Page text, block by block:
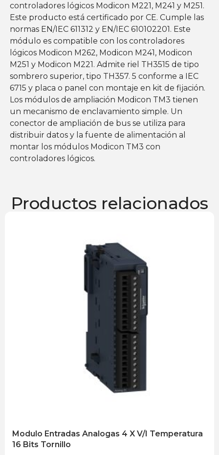
controladores lógicos Modicon M221, M241 y M251.
Este producto está certificado por CE. Cumple las
normas EN/IEC 611312 y EN/IEC 610102201. Este
módulo es compatible con los controladores
lógicos Modicon M262, Modicon M241, Modicon
M251 y Modicon M221. Admite riel TH3515 de tipo
sombrero superior, tipo TH357. 5 conforme a IEC
6715 y placa o panel con montaje en kit de fijación.
Los módulos de ampliación Modicon TM3 tienen
un mecanismo de enclavamiento simple. Un
conector de ampliación de bus se utiliza para
distribuir datos y la fuente de alimentación al
montar los módulos Modicon TM3 con
controladores lógicos.
Productos relacionados
Modulo Entradas Analogas 4 X V/I Temperatura
16 Bits Tornillo